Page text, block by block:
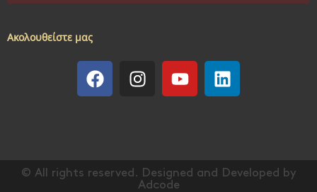
Ακολουθείστε μας
© All rights reserved. Designed and Developed by
Adcode